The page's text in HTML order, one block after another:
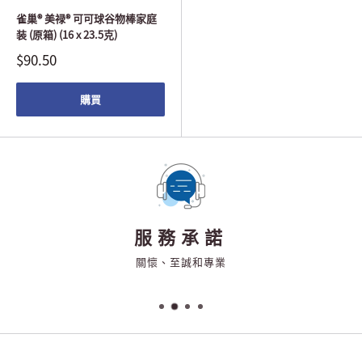
雀巢® 美禄® 可可球谷物棒家庭
装 (原箱) (16 x 23.5克)
$90.50
購買
免運費
購物滿$450免運費